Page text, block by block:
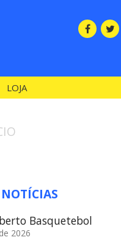
LOJA
Basquetebol
2026